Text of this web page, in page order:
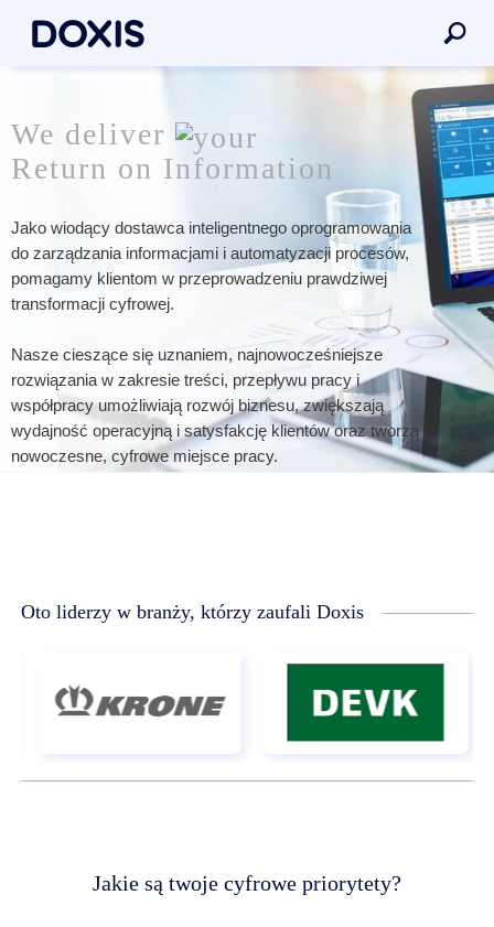
We deliver
Return on Information
Jako wiodący dostawca inteligentnego oprogramowania
do zarządzania informacjami i automatyzacji procesów,
pomagamy klientom w przeprowadzeniu prawdziwej
transformacji cyfrowej.
Nasze cieszące się uznaniem, najnowocześniejsze
rozwiązania w zakresie treści, przepływu pracy i
współpracy umożliwiają rozwój biznesu, zwiększają
wydajność operacyjną i satysfakcję klientów oraz tworzą
nowoczesne, cyfrowe miejsce pracy.
Oto liderzy w branży, którzy zaufali Doxis
Jakie są twoje cyfrowe priorytety?